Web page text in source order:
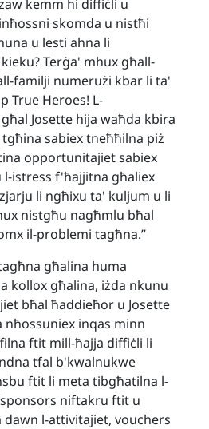
kemm hi diffiċli u
skomda u nistħi
u lesti ahna li
Terġa' mhux għall-
familji numerużi kbar li ta'
True Heroes! L-
Josette hija waħda kbira
sabiex tneħħilna piż
opportunitajiet sabiex
istress f'ħajjitna għaliex
li ngħixu ta' kuljum u li
nistgħu nagħmlu bħal
il-problemi tagħna.”
għalina huma
kollox għalina, iżda nkunu
bħal ħaddieħor u Josette
inqas minn
ftit mill-ħajja diffiċli li
tfal b'kwalnukwe
ftit li meta tibgħatilna l-
niftakru ftit u
l-attivitajiet, vouchers